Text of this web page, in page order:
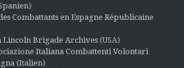
Combattants en Espagne Républicaine
Lincoln Brigade Archives (USA)
Italiana Combattenti Volontari
(Italien)